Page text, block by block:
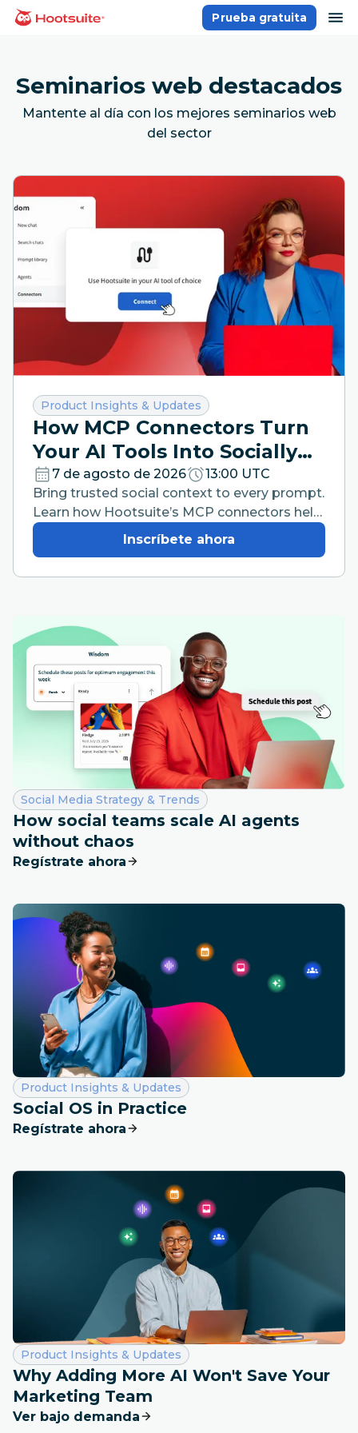
Saltar
Página principal
Prueba gratuita
Seminarios web destacados
Mantente al día con los mejores seminarios web
del sector
Categoría:
Product Insights & Updates
How MCP Connectors Turn
Your AI Tools Into Socially
Intelligent Workspaces
7 de agosto de 2026
13:00 UTC
Bring trusted social context to every prompt.
Learn how Hootsuite’s MCP connectors help
your team work faster from the AI tools they
already use.
Inscríbete ahora
Categoría:
Social Media Strategy & Trends
How social teams scale AI agents
without chaos
Regístrate ahora
Categoría:
Product Insights & Updates
Social OS in Practice
Regístrate ahora
Categoría:
Product Insights & Updates
Why Adding More AI Won't Save Your
Marketing Team
Ver bajo demanda